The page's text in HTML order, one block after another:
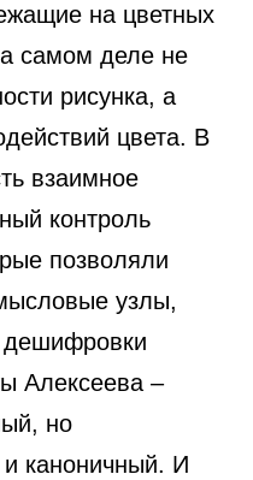
на цветных
самом деле не
рисунка, а
цвета. В
взаимное
контроль
позволяли
узлы,
Алексеева –
но
каноничный. И